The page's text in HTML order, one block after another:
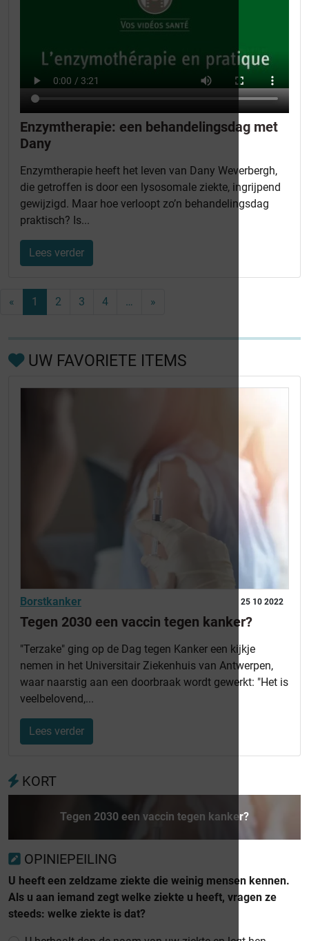
Enzymtherapie: een behandelingsdag met
Dany
Enzymtherapie heeft het leven van Dany Weverbergh,
die getroffen is door een lysosomale ziekte, ingrijpend
gewijzigd. Maar hoe verloopt zo’n behandelingsdag
praktisch? Is...
Lees verder
« 1 2 3 4 … »
UW FAVORIETE ITEMS
25 10 2022
Borstkanker
Tegen 2030 een vaccin tegen kanker?
"Terzake" ging op de Dag tegen Kanker een kijkje
nemen in het Universitair Ziekenhuis van Antwerpen,
waar naarstig aan een doorbraak wordt gewerkt: "Het is
veelbelovend,...
Lees verder
KORT
Tegen 2030 een vaccin tegen kanker?
OPINIEPEILING
U heeft een zeldzame ziekte die weinig mensen kennen.
Als u aan iemand zegt welke ziekte u heeft, vragen ze
steeds: welke ziekte is dat?